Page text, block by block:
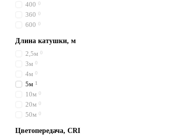
400 0
360 0
600 0
Длина катушки, м
2,5м 0
3м 0
4м 0
5м 1
10м 0
20м 0
50м 0
Цветопередача, CRI